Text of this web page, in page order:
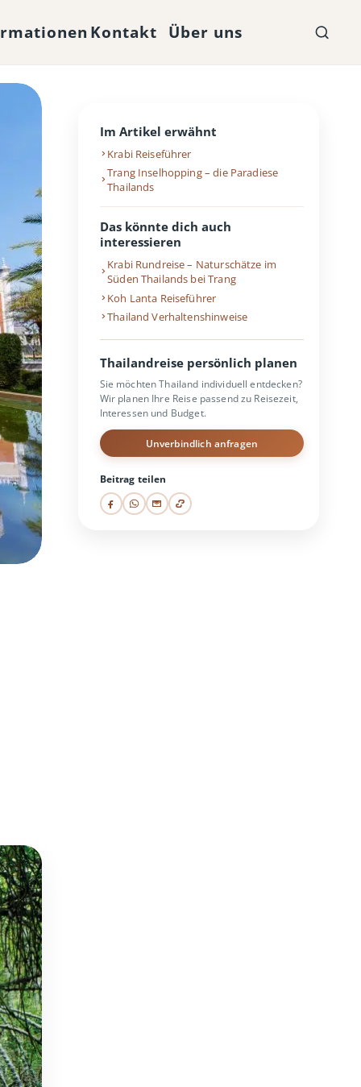
Kontakt Über uns
Im Artikel erwähnt
Krabi Reiseführer
Trang Inselhopping – die Paradiese
Thailands
Das könnte dich auch
interessieren
Krabi Rundreise – Naturschätze im
Süden Thailands bei Trang
Koh Lanta Reiseführer
Thailand Verhaltenshinweise
Thailandreise persönlich planen
Sie möchten Thailand individuell entdecken?
Wir planen Ihre Reise passend zu Reisezeit,
Interessen und Budget.
Unverbindlich anfragen
Beitrag teilen